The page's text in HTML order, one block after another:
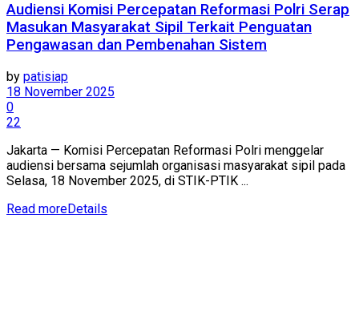
Audiensi Komisi Percepatan Reformasi Polri Serap
Masukan Masyarakat Sipil Terkait Penguatan
Pengawasan dan Pembenahan Sistem
by patisiap
18 November 2025
0
22
Jakarta — Komisi Percepatan Reformasi Polri menggelar
audiensi bersama sejumlah organisasi masyarakat sipil pada
Selasa, 18 November 2025, di STIK-PTIK ...
Read moreDetails